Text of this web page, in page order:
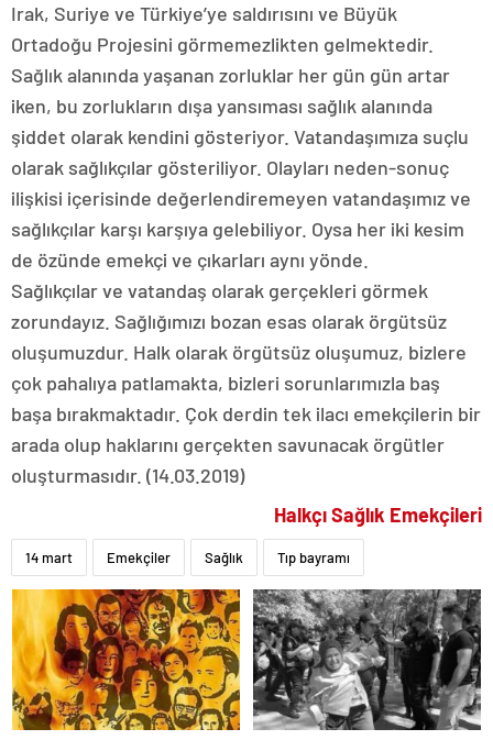
Irak, Suriye ve Türkiye’ye saldırısını ve Büyük
Ortadoğu Projesini görmemezlikten gelmektedir.
Sağlık alanında yaşanan zorluklar her gün gün artar
iken, bu zorlukların dışa yansıması sağlık alanında
şiddet olarak kendini gösteriyor. Vatandaşımıza suçlu
olarak sağlıkçılar gösteriliyor. Olayları neden-sonuç
ilişkisi içerisinde değerlendiremeyen vatandaşımız ve
sağlıkçılar karşı karşıya gelebiliyor. Oysa her iki kesim
de özünde emekçi ve çıkarları aynı yönde.
Sağlıkçılar ve vatandaş olarak gerçekleri görmek
zorundayız. Sağlığımızı bozan esas olarak örgütsüz
oluşumuzdur. Halk olarak örgütsüz oluşumuz, bizlere
çok pahalıya patlamakta, bizleri sorunlarımızla baş
başa bırakmaktadır. Çok derdin tek ilacı emekçilerin bir
arada olup haklarını gerçekten savunacak örgütler
oluşturmasıdır. (14.03.2019)
Halkçı Sağlık Emekçileri
14 mart Emekçiler Sağlık Tıp bayramı